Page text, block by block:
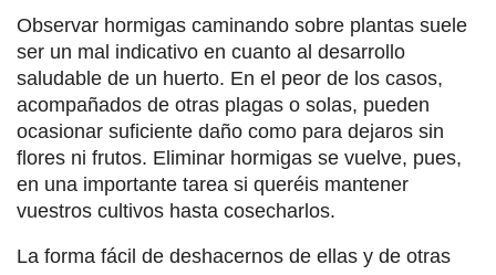
Observar hormigas caminando sobre plantas suele
ser un mal indicativo en cuanto al desarrollo
saludable de un huerto. En el peor de los casos,
acompañados de otras plagas o solas, pueden
ocasionar suficiente daño como para dejaros sin
flores ni frutos. Eliminar hormigas se vuelve, pues,
en una importante tarea si queréis mantener
vuestros cultivos hasta cosecharlos.
La forma fácil de deshacernos de ellas y de otras